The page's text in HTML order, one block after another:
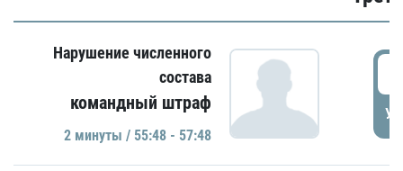
Нарушение численного
состава
командный штраф
2 минуты / 55:48 - 57:48